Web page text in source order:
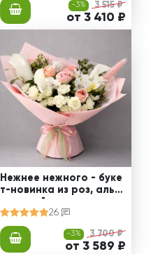
-3% 3 515 ₽
от 3 410 ₽
Нежнее нежного - буке
т-новинка из роз, альст
ромерий и калл
26
-3% 3 700 ₽
от 3 589 ₽